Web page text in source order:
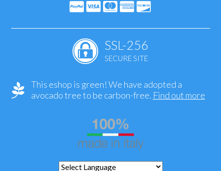
SSL-256
SECURE SITE
This eshop is green! We have adopted a
avocado tree to be carbon-free. Find out more